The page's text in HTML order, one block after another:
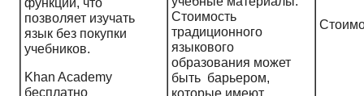
позволяет изучать
язык без покупки
учебников.
Khan Academy
бесплатно
Стоимость
традиционного
языкового
образования может
быть барьером,
которые имеют